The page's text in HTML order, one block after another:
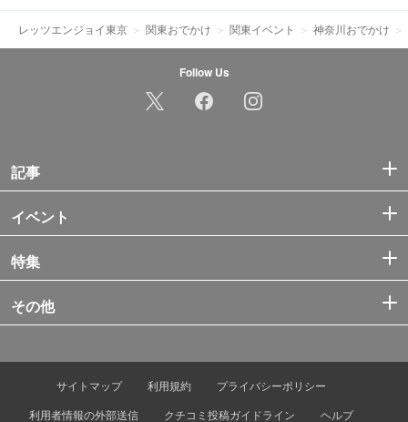
レッツエンジョイ東京 関東おでかけ 関東イベント 神奈川おでかけ
Follow Us
記事
イベント
特集
その他
サイトマップ 利用規約
プライバシーポリシー
利用者情報の外部送信
クチコミ投稿ガイドライン ヘルプ